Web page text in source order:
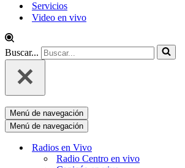
Servicios
Video en vivo
Buscar...
Menú de navegación
Menú de navegación
Radios en Vivo
Radio Centro en vivo